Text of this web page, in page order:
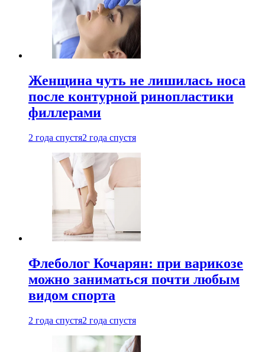
Женщина чуть не лишилась носа
после контурной ринопластики
филлерами
2 года спустя2 года спустя
Флеболог Кочарян: при варикозе
можно заниматься почти любым
видом спорта
2 года спустя2 года спустя